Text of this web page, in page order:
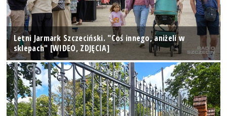
Letni Jarmark Szczeciński. "Coś innego, aniżeli w
sklepach" [WIDEO, ZDJĘCIA]